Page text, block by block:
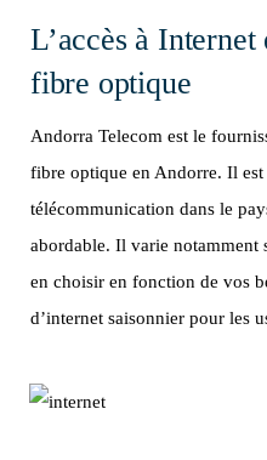
L’accès à
fibre optique
Andorra Telecom est le
fibre optique en Andorre. Il
télécommunication dans le
abordable. Il varie notamment
en choisir en fonction de vos
d’internet saisonnier pour les